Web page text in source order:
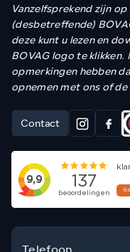
Vanzelfsprekend zijn
(desbetreffende)
deze kunt u lezen en
BOVAG logo te
opmerkingen hebben
opnemen met ons of
Contact